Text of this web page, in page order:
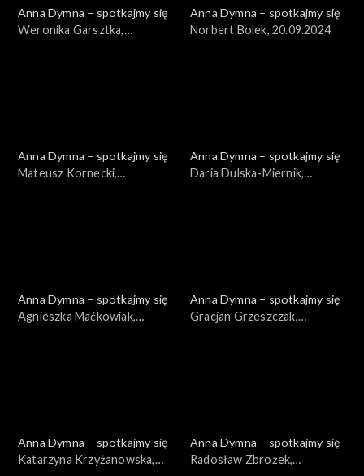
Anna Dymna – spotkajmy się
Weronika Garsztka,
Anna Dymna – spotkajmy się
Norbert Bolek, 20.09.2024
Anna Dymna – spotkajmy się
Mateusz Kornecki,
Anna Dymna – spotkajmy się
Daria Dulska-Miernik,
Anna Dymna – spotkajmy się
Agnieszka Maćkowiak,
Anna Dymna – spotkajmy się
Gracjan Grzeszczak,
Anna Dymna – spotkajmy się
Katarzyna Krzyżanowska,
Anna Dymna – spotkajmy się
Radosław Zbrożek,